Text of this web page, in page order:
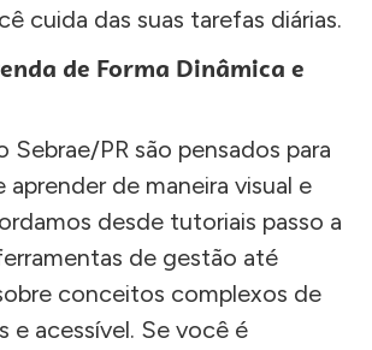
cuida das suas tarefas diárias.
de Forma Dinâmica e
Sebrae/PR são pensados para
aprender de maneira visual e
desde tutoriais passo a
de gestão até
conceitos complexos de
e acessível. Se você é